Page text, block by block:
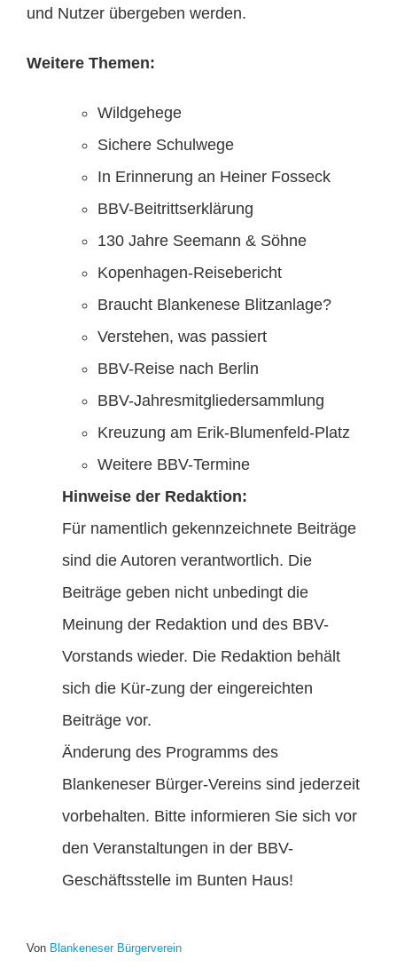
und Nutzer übergeben werden.
Weitere Themen:
Wildgehege
Sichere Schulwege
In Erinnerung an Heiner Fosseck
BBV-Beitrittserklärung
130 Jahre Seemann & Söhne
Kopenhagen-Reisebericht
Braucht Blankenese Blitzanlage?
Verstehen, was passiert
BBV-Reise nach Berlin
BBV-Jahresmitgliedersammlung
Kreuzung am Erik-Blumenfeld-Platz
Weitere BBV-Termine
Hinweise der Redaktion:
Für namentlich gekennzeichnete Beiträge
sind die Autoren verantwortlich. Die
Beiträge geben nicht unbedingt die
Meinung der Redaktion und des BBV-
Vorstands wieder. Die Redaktion behält
sich die Kür-zung der eingereichten
Beiträge vor.
Änderung des Programms des
Blankeneser Bürger-Vereins sind jederzeit
vorbehalten. Bitte informieren Sie sich vor
den Veranstaltungen in der BBV-
Geschäftsstelle im Bunten Haus!
Von Blankeneser Bürgerverein